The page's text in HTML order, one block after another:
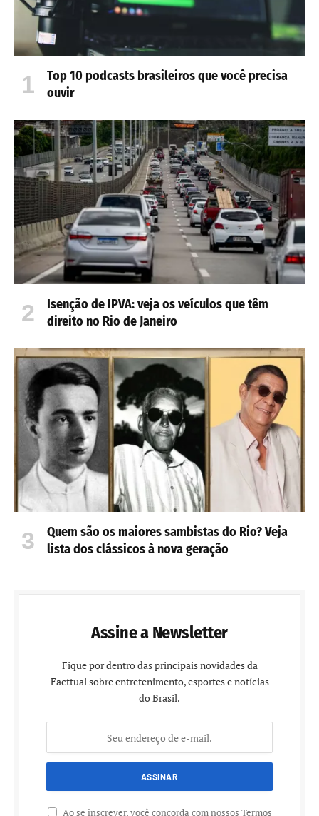
Top 10 podcasts brasileiros que você precisa
ouvir
Isenção de IPVA: veja os veículos que têm
direito no Rio de Janeiro
Quem são os maiores sambistas do Rio? Veja
lista dos clássicos à nova geração
Assine a Newsletter
Fique por dentro das principais novidades da
Facttual sobre entretenimento, esportes e notícias
do Brasil.
Ao se inscrever, você concorda com nossos Termos